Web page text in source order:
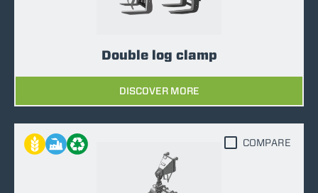
Double log clamp
DISCOVER MORE
COMPARE